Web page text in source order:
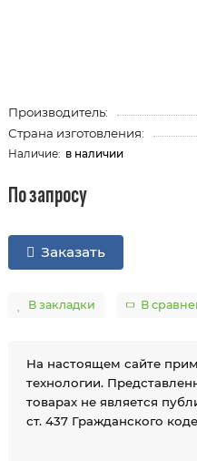
Производитель:
Страна изготовления:
в наличии
По запросу
Заказать
В закладки В
На настоящем сайте
технологии.
товарах не является
ст. 437 Гражданского